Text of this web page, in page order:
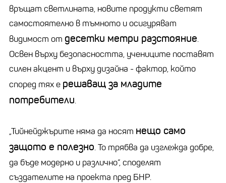
връщат светлината, новите продукти светят
самостоятелно в тъмното и осигуряват
видимост от десетки метри разстояние.
Освен върху безопасността, учениците поставят
силен акцент и върху дизайна - фактор, който
според тях е решаващ за младите
потребители.
„Тийнейджърите няма да носят нещо само
защото е полезно. То трябва да изглежда добре,
да бъде модерно и различно“, споделят
създателите на проекта пред БНР.